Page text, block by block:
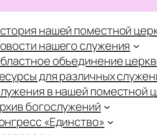
нашей поместной
нашего служения
объединение
для различных
в нашей поместной
богослужений
«Единство»